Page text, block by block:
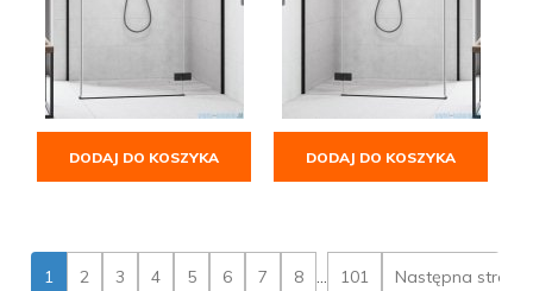
DODAJ DO KOSZYKA DODAJ DO KOSZYKA
1 2 3 4 5 6 7 8 ... 101 Następna strona